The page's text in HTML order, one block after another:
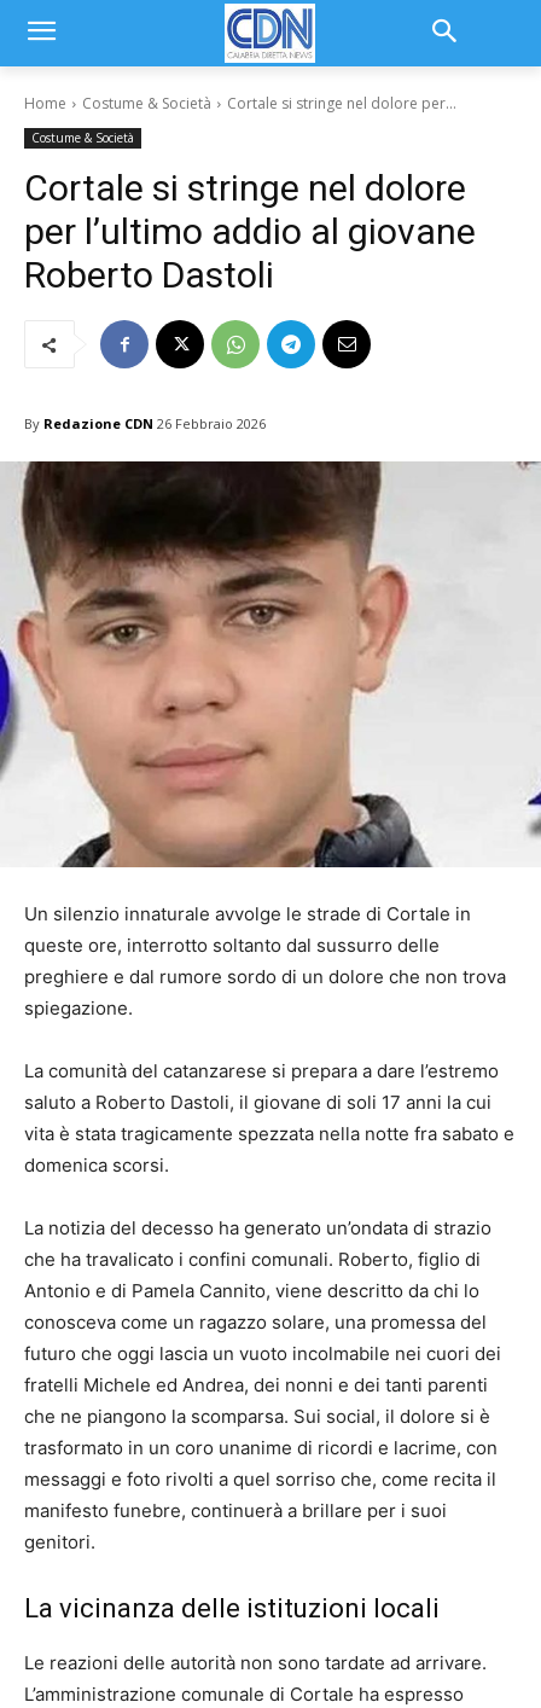
Home Costume & Società Cortale si stringe nel dolore per...
Costume & Società
Cortale si stringe nel dolore
per l’ultimo addio al giovane
Roberto Dastoli
By Redazione CDN 26 Febbraio 2026
Un silenzio innaturale avvolge le strade di Cortale in
queste ore, interrotto soltanto dal sussurro delle
preghiere e dal rumore sordo di un dolore che non trova
spiegazione.
La comunità del catanzarese si prepara a dare l’estremo
saluto a Roberto Dastoli, il giovane di soli 17 anni la cui
vita è stata tragicamente spezzata nella notte fra sabato e
domenica scorsi.
La notizia del decesso ha generato un’ondata di strazio
che ha travalicato i confini comunali. Roberto, figlio di
Antonio e di Pamela Cannito, viene descritto da chi lo
conosceva come un ragazzo solare, una promessa del
futuro che oggi lascia un vuoto incolmabile nei cuori dei
fratelli Michele ed Andrea, dei nonni e dei tanti parenti
che ne piangono la scomparsa. Sui social, il dolore si è
trasformato in un coro unanime di ricordi e lacrime, con
messaggi e foto rivolti a quel sorriso che, come recita il
manifesto funebre, continuerà a brillare per i suoi
genitori.
La vicinanza delle istituzioni locali
Le reazioni delle autorità non sono tardate ad arrivare.
L’amministrazione comunale di Cortale ha espresso